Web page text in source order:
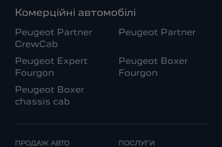
Комерційні автомобілі
Peugeot Partner
CrewCab
Peugeot Partner
Peugeot Expert
Fourgon
Peugeot Boxer
Fourgon
Peugeot Boxer
chassis cab
ПРОДАЖ АВТО ПОСЛУГИ